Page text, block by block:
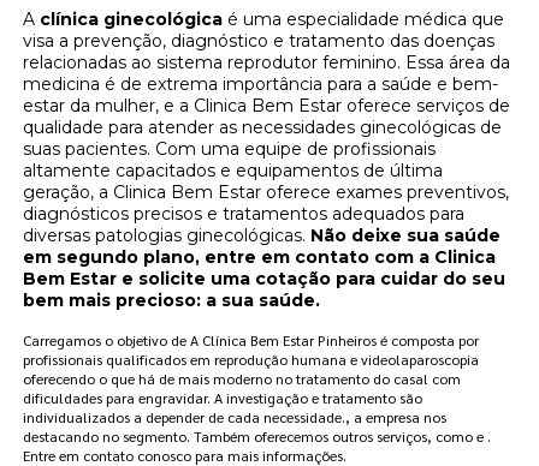
A clínica ginecológica é uma especialidade médica que
visa a prevenção, diagnóstico e tratamento das doenças
relacionadas ao sistema reprodutor feminino. Essa área da
medicina é de extrema importância para a saúde e bem-
estar da mulher, e a Clinica Bem Estar oferece serviços de
qualidade para atender as necessidades ginecológicas de
suas pacientes. Com uma equipe de profissionais
altamente capacitados e equipamentos de última
geração, a Clinica Bem Estar oferece exames preventivos,
diagnósticos precisos e tratamentos adequados para
diversas patologias ginecológicas. Não deixe sua saúde
em segundo plano, entre em contato com a Clinica
Bem Estar e solicite uma cotação para cuidar do seu
bem mais precioso: a sua saúde.
Carregamos o objetivo de A Clínica Bem Estar Pinheiros é composta por
profissionais qualificados em reprodução humana e videolaparoscopia
oferecendo o que há de mais moderno no tratamento do casal com
dificuldades para engravidar. A investigação e tratamento são
individualizados a depender de cada necessidade., a empresa nos
destacando no segmento. Também oferecemos outros serviços, como e .
Entre em contato conosco para mais informações.